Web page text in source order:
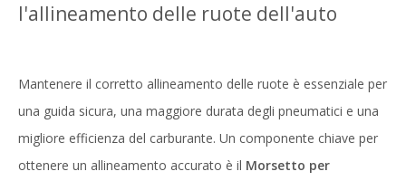
l'allineamento delle ruote dell'auto
Mantenere il corretto allineamento delle ruote è essenziale per
una guida sicura, una maggiore durata degli pneumatici e una
migliore efficienza del carburante. Un componente chiave per
ottenere un allineamento accurato è il Morsetto per